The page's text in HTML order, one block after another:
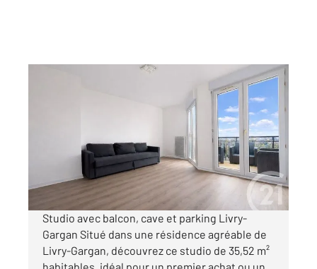
Appartement F1 à vendre
119 900 €
Visiter le site dédié
Studio avec balcon, cave et parking Livry-
Gargan Situé dans une résidence agréable de
Livry-Gargan, découvrez ce studio de 35,52 m²
habitables, idéal pour un premier achat ou un